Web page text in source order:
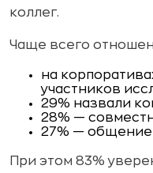
коллег.
Чаще всего
на
участников
29% назвали
28% —
27% —
При этом 83%